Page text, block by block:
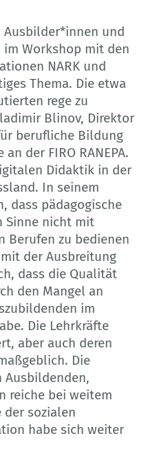
Ausbilder*innen und
Workshop mit den
NARK und
Thema. Die etwa
rege zu
Blinov, Direktor
berufliche Bildung
der FIRO RANEPA.
Didaktik in der
In seinem
dass pädagogische
Sinne nicht mit
Berufen zu bedienen
der Ausbreitung
dass die Qualität
den Mangel an
im
Die Lehrkräfte
aber auch deren
Die
Ausbildenden,
reiche bei weitem
der sozialen
habe sich weiter